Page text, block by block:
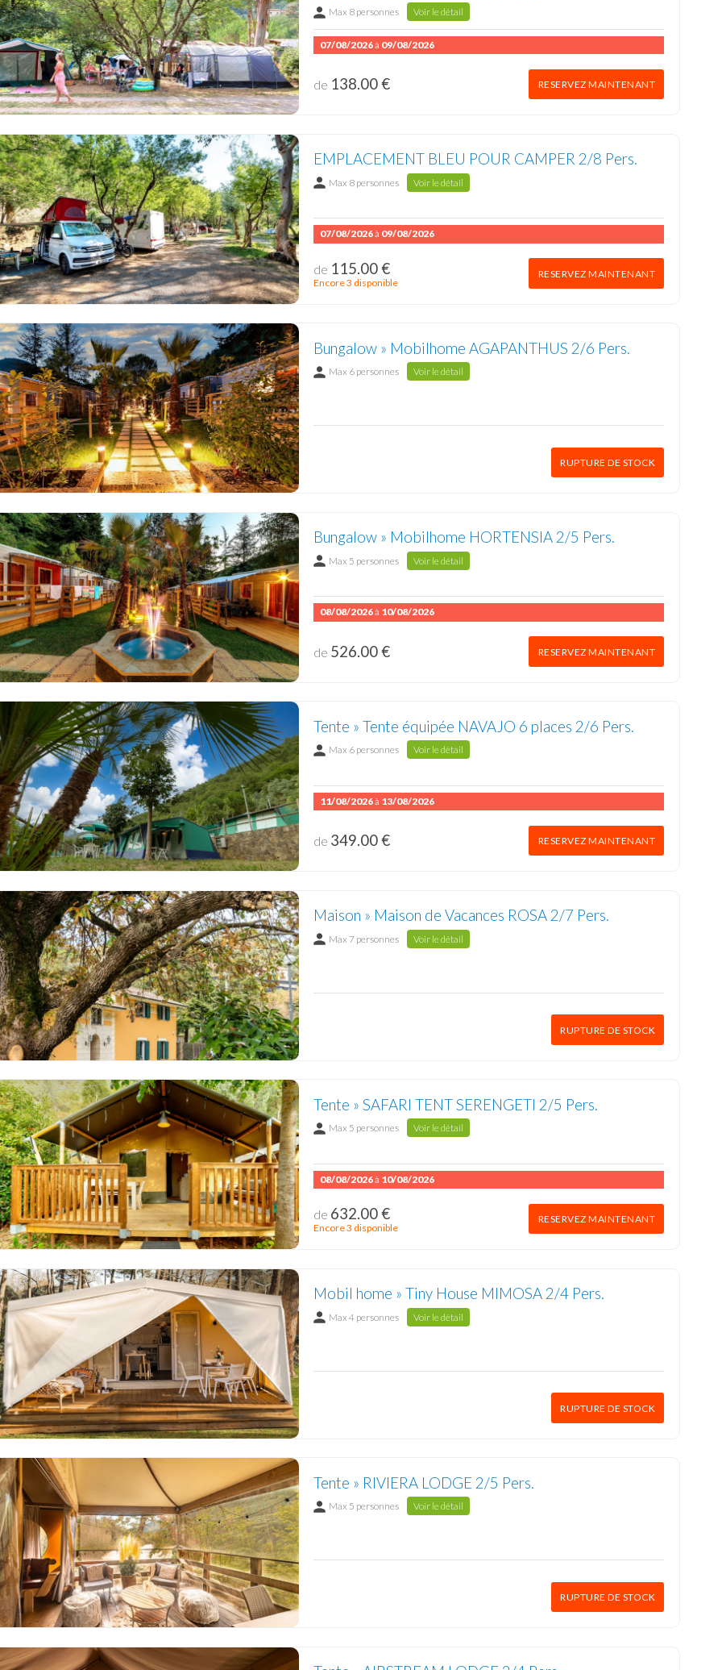
Max 8 personnes Voir le détail
07/08/2026à 09/08/2026
de 138.00 € RESERVEZ MAINTENANT
EMPLACEMENT BLEU POUR CAMPER 2/8 Pers.
Max 8 personnes Voir le détail
07/08/2026à 09/08/2026
de 115.00 €
Encore 3 disponible
RESERVEZ MAINTENANT
Bungalow » Mobilhome AGAPANTHUS 2/6 Pers.
Max 6 personnes Voir le détail
RUPTURE DE STOCK
Bungalow » Mobilhome HORTENSIA 2/5 Pers.
Max 5 personnes Voir le détail
08/08/2026à 10/08/2026
de 526.00 € RESERVEZ MAINTENANT
Tente » Tente équipée NAVAJO 6 places 2/6 Pers.
Max 6 personnes Voir le détail
11/08/2026à 13/08/2026
de 349.00 € RESERVEZ MAINTENANT
Maison » Maison de Vacances ROSA 2/7 Pers.
Max 7 personnes Voir le détail
RUPTURE DE STOCK
Tente » SAFARI TENT SERENGETI 2/5 Pers.
Max 5 personnes Voir le détail
08/08/2026à 10/08/2026
de 632.00 €
Encore 3 disponible
RESERVEZ MAINTENANT
Mobil home » Tiny House MIMOSA 2/4 Pers.
Max 4 personnes Voir le détail
RUPTURE DE STOCK
Tente » RIVIERA LODGE 2/5 Pers.
Max 5 personnes Voir le détail
RUPTURE DE STOCK